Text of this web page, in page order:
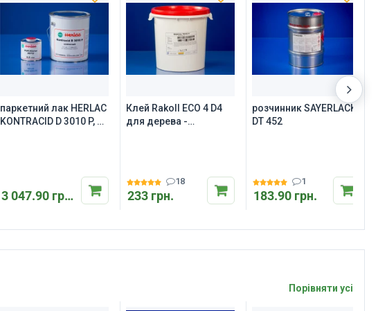
паркетний лак HERLAC
KONTRACID D 3010 P, 5
3 047.90 грн.
Клей Rakoll ECO 4 D4
для дерева -
233 грн.
18
розчинник SAYERLACK
DT 452
183.90 грн.
1